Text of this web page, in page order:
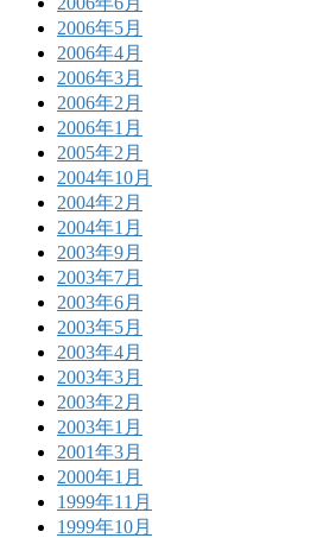
2006年5月
2006年4月
2006年3月
2006年2月
2006年1月
2005年2月
2004年10月
2004年2月
2004年1月
2003年9月
2003年7月
2003年6月
2003年5月
2003年4月
2003年3月
2003年2月
2003年1月
2001年3月
2000年1月
1999年11月
1999年10月